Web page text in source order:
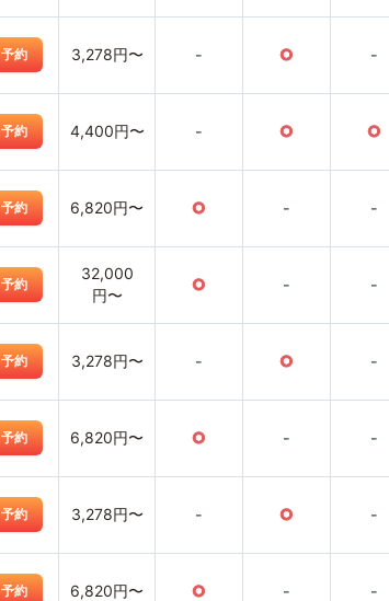
予約 3,278円〜 - ○ -
予約 4,400円〜 - ○ ○
予約 6,820円〜 ○ - -
予約
32,000
円〜
○ - -
予約 3,278円〜 - ○ -
予約 6,820円〜 ○ - -
予約 3,278円〜 - ○ -
予約 6,820円〜 ○ - -